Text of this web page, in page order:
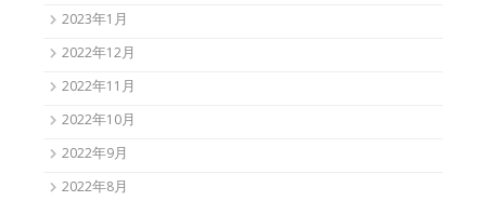
2023年1月
2022年12月
2022年11月
2022年10月
2022年9月
2022年8月